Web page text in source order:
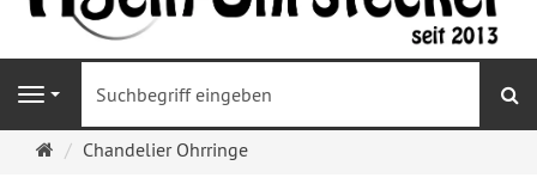
Navigation
Ohrringe
Chandelier Ohrringe